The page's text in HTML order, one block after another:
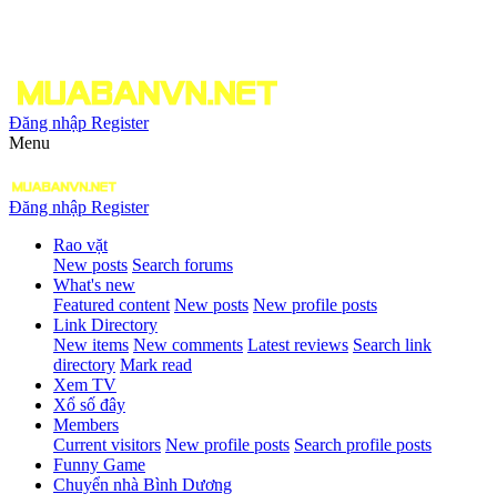
Đăng nhập Register
Menu
Đăng nhập Register
Rao vặt
New posts Search forums
What's new
Featured content New posts New profile posts
Link Directory
New items New comments Latest reviews Search link
directory Mark read
Xem TV
Xổ số đây
Members
Current visitors New profile posts Search profile posts
Funny Game
Chuyển nhà Bình Dương